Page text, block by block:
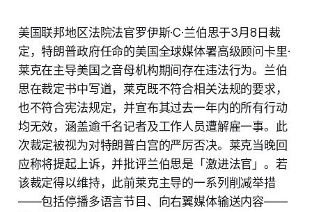
美国联邦地区法院法官罗伊斯·C·兰伯思于3月8日裁
定，特朗普政府任命的美国全球媒体署高级顾问卡里·
莱克在主导美国之音母机构期间存在违法行为。兰伯
思在裁定书中写道，莱克既不符合相关法规的要求，
也不符合宪法规定，并宣布其过去一年内的所有行动
均无效，涵盖逾千名记者及工作人员遭解雇一事。此
次裁定被视为对特朗普白宫的严厉否决。莱克当晚回
应称将提起上诉，并批评兰伯思是「激进法官」。若
该裁定得以维持，此前莱克主导的一系列削减举措
——包括停播多语言节目、向右翼媒体输送内容——